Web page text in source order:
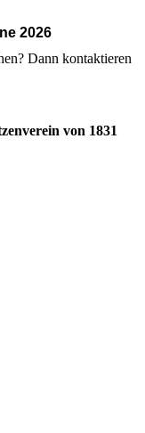
2026
Dann kontaktieren
von 1831